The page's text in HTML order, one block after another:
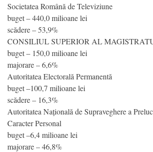
Societatea Română de Televiziune
buget – 440,0 milioane lei
scădere – 53,9%
CONSILIUL SUPERIOR AL
buget – 150,0 milioane lei
majorare – 6,6%
Autoritatea Electorală Permanentă
buget –100,7 milioane lei
scădere – 16,3%
Autoritatea Națională de Supraveghere a
Caracter Personal
buget –6,4 milioane lei
majorare – 46,8%